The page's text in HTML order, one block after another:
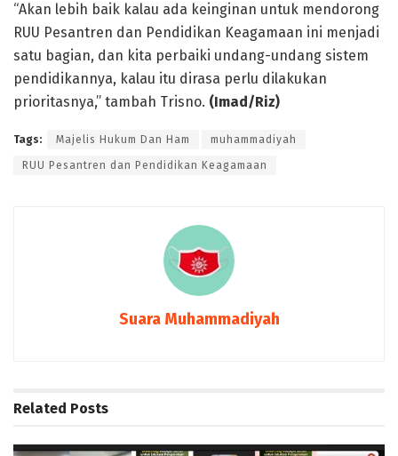
“Akan lebih baik kalau ada keinginan untuk mendorong
RUU Pesantren dan Pendidikan Keagamaan ini menjadi
satu bagian, dan kita perbaiki undang-undang sistem
pendidikannya, kalau itu dirasa perlu dilakukan
prioritasnya,” tambah Trisno. (Imad/Riz)
Tags: Majelis Hukum Dan Ham muhammadiyah
RUU Pesantren dan Pendidikan Keagamaan
Suara Muhammadiyah
Related Posts